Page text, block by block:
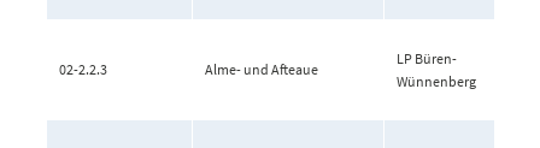
02-2.2.3 Alme- und Afteaue
LP Büren-
Wünnenberg